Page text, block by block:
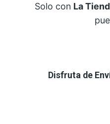
Solo con La
Disfruta de